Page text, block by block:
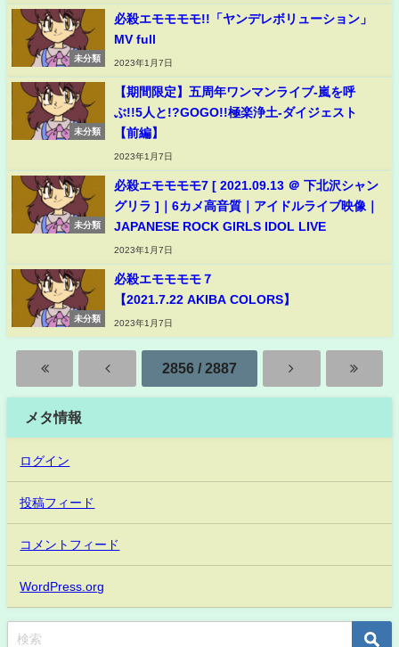
未分類
必殺エモモモモ!!「ヤンデレボリューション」
MV full
2023年1月7日
未分類
【期間限定】五周年ワンマンライブ-嵐を呼
ぶ!!5人と!?GOGO!!極楽浄土-ダイジェスト
【前編】
2023年1月7日
未分類
必殺エモモモモ7 [ 2021.09.13 ＠ 下北沢シャン
グリラ ]｜6カメ高音質｜アイドルライブ映像｜
JAPANESE ROCK GIRLS IDOL LIVE
2023年1月7日
未分類
必殺エモモモモ７
【2021.7.22 AKIBA COLORS】
2023年1月7日
2856 / 2887
メタ情報
ログイン
投稿フィード
コメントフィード
WordPress.org